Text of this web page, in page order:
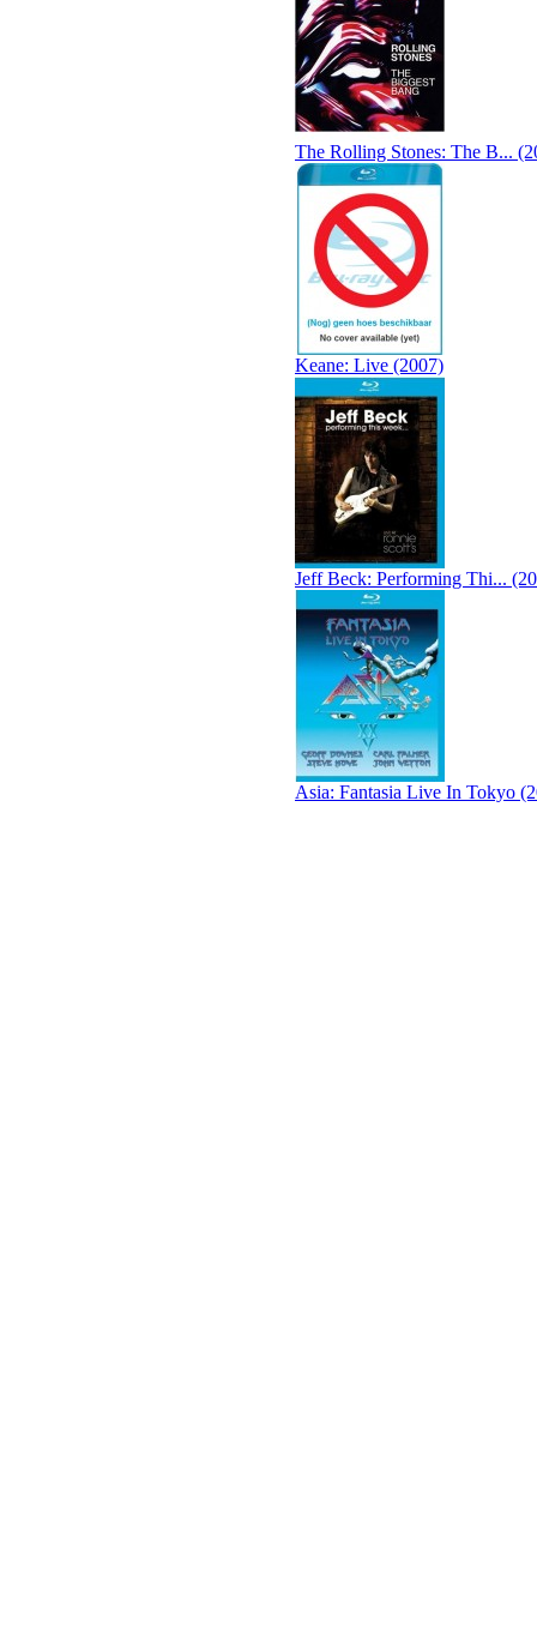
The Rolling Stones: The B...
Keane: Live (2007)
Jeff Beck: Performing Thi...
Asia: Fantasia Live In Tokyo